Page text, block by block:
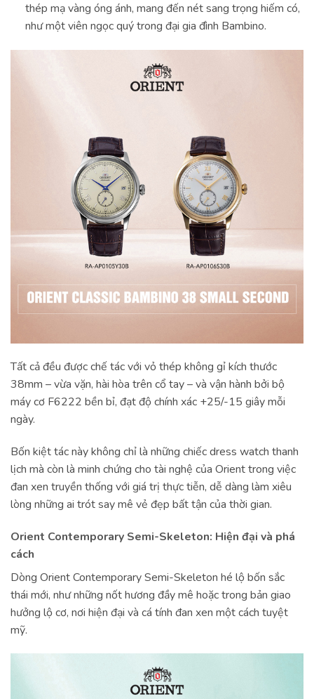
thép mạ vàng óng ánh, mang đến nét sang trọng hiếm có,
như một viên ngọc quý trong đại gia đình Bambino.
Tất cả đều được chế tác với vỏ thép không gỉ kích thước
38mm – vừa vặn, hài hòa trên cổ tay – và vận hành bởi bộ
máy cơ F6222 bền bỉ, đạt độ chính xác +25/-15 giây mỗi
ngày.
Bốn kiệt tác này không chỉ là những chiếc dress watch thanh
lịch mà còn là minh chứng cho tài nghệ của Orient trong việc
đan xen truyền thống với giá trị thực tiễn, dễ dàng làm xiêu
lòng những ai trót say mê vẻ đẹp bất tận của thời gian.
Orient Contemporary Semi-Skeleton: Hiện đại và phá
cách
Dòng Orient Contemporary Semi-Skeleton hé lộ bốn sắc
thái mới, như những nốt hương đầy mê hoặc trong bản giao
hưởng lộ cơ, nơi hiện đại và cá tính đan xen một cách tuyệt
mỹ.